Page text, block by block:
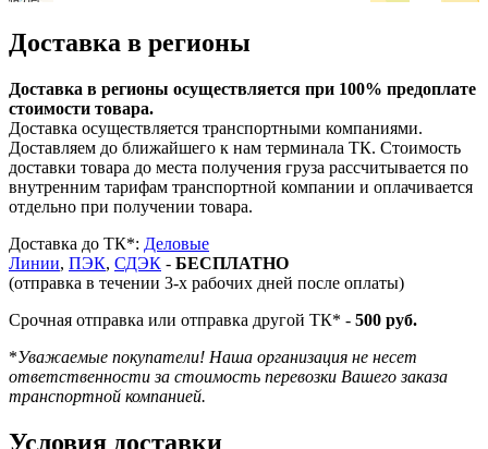
Доставка в регионы
Доставка в регионы осуществляется при 100% предоплате
стоимости товара.
Доставка осуществляется транспортными компаниями.
Доставляем до ближайшего к нам терминала ТК. Стоимость
доставки товара до места получения груза рассчитывается по
внутренним тарифам транспортной компании и оплачивается
отдельно при получении товара.
Доставка до ТК*: Деловые
Линии, ПЭК, СДЭК - БЕСПЛАТНО
(отправка в течении 3-х рабочих дней после оплаты)
Срочная отправка или отправка другой ТК* - 500 руб.
*Уважаемые покупатели! Наша организация не несет
ответственности за стоимость перевозки Вашего заказа
транспортной компанией.
Условия доставки